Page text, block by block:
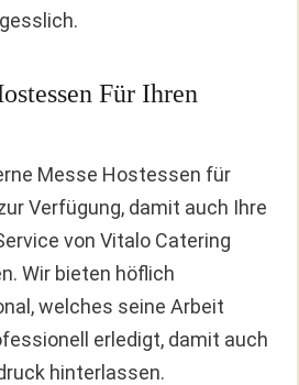
Für Ihren
Messe Hostessen für
Verfügung, damit auch Ihre
von Vitalo Catering
Wir bieten höflich
welches seine Arbeit
erledigt, damit auch
hinterlassen.